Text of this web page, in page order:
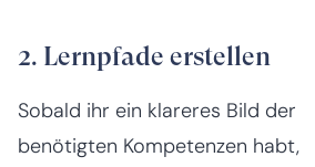
2. Lernpfade erstellen
Sobald ihr ein klareres Bild der
benötigten Kompetenzen habt,